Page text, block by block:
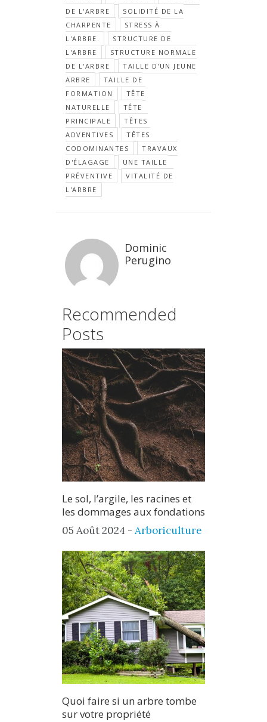
DE L'ARBRE
SOLIDITÉ DE LA
CHARPENTE
STRESS À
L'ARBRE.
STRUCTURE DE
L'ARBRE
STRUCTURE NORMALE
DE L'ARBRE
TAILLE D'UN JEUNE
ARBRE
TAILLE DE
FORMATION
TÊTE
NATURELLE
TÊTE
PRINCIPALE
TÊTES
ADVENTIVES
TÊTES
CODOMINANTES
TRAVAUX
D'ÉLAGAGE
UNE TAILLE
PRÉVENTIVE
VITALITÉ DE
L'ARBRE
Dominic
Perugino
Recommended
Posts
Le sol, l’argile, les racines et
les dommages aux fondations
05 Août 2024 - Arboriculture
Quoi faire si un arbre tombe
sur votre propriété